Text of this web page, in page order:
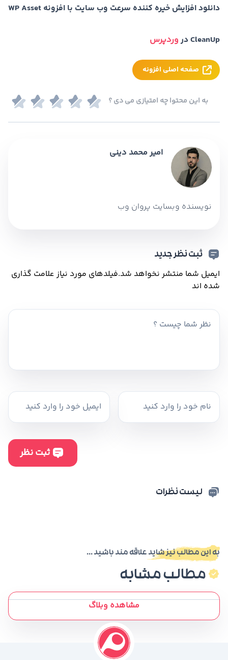
دانلود افزایش خیره کننده سرعت وب سایت با افزونه WP Asset
CleanUp در وردپرس
صفحه اصلی افزونه
به این محتوا چه امتیازی می دی ؟
امیر محمد دینی
نویسنده وبسایت پروان وب
ثبت نظر جدید
ایمیل شما منتشر نخواهد شد.فیلدهای مورد نیاز علامت گذاری
شده اند
لیست نظرات
به این مطالب نیز شاید علاقه مند باشید ...
مطالب مشابه
مشاهده وبلاگ